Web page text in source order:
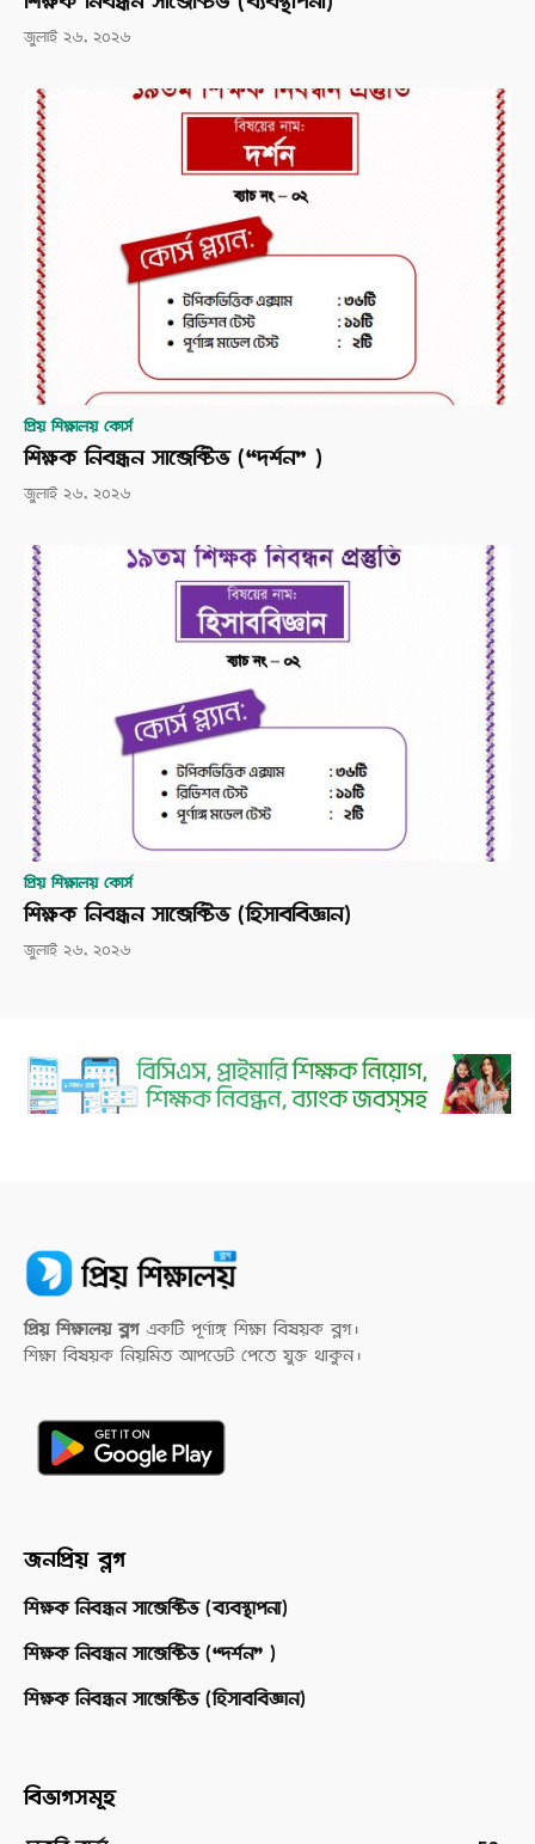
জুলাই ২৬, ২০২৬
প্রিয় শিক্ষালয় কোর্স
শিক্ষক নিবন্ধন সাব্জেক্টিভ (“দর্শন” )
জুলাই ২৬, ২০২৬
প্রিয় শিক্ষালয় কোর্স
শিক্ষক নিবন্ধন সাব্জেক্টিভ (হিসাববিজ্ঞান)
জুলাই ২৬, ২০২৬
প্রিয় শিক্ষালয় ব্লগএকটি পূর্ণাঙ্গ শিক্ষা বিষয়ক ব্লগ।
শিক্ষা বিষয়ক নিয়মিত আপডেট পেতে যুক্ত থাকুন।
জনপ্রিয় ব্লগ
শিক্ষক নিবন্ধন সাব্জেক্টিভ (ব্যবস্থাপনা)
শিক্ষক নিবন্ধন সাব্জেক্টিভ (“দর্শন” )
শিক্ষক নিবন্ধন সাব্জেক্টিভ (হিসাববিজ্ঞান)
বিভাগসমূহ